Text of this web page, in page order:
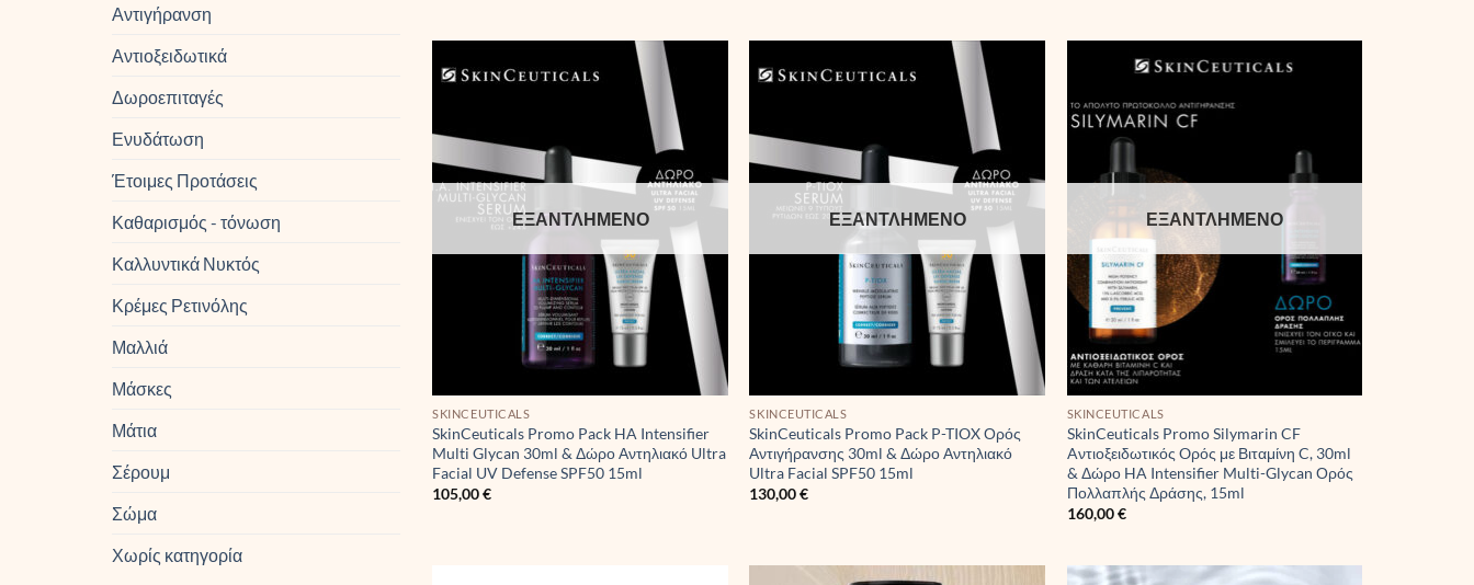
Αντιγήρανση
Αντιοξειδωτικά
Δωροεπιταγές
Ενυδάτωση
Έτοιμες Προτάσεις
Καθαρισμός - τόνωση
Καλλυντικά Νυκτός
Κρέμες Ρετινόλης
Μαλλιά
Μάσκες
Μάτια
Σέρουμ
Σώμα
Χωρίς κατηγορία
ΕΞΑΝΤΛΗΜΈΝΟ
SKINCEUTICALS
SkinCeuticals Promo Pack HA Intensifier
Multi Glycan 30ml & Δώρο Αντηλιακό Ultra
Facial UV Defense SPF50 15ml
105,00€
ΕΞΑΝΤΛΗΜΈΝΟ
SKINCEUTICALS
SkinCeuticals Promo Pack P-TIOX Ορός
Αντιγήρανσης 30ml & Δώρο Αντηλιακό
Ultra Facial SPF50 15ml
130,00€
ΕΞΑΝΤΛΗΜΈΝΟ
SKINCEUTICALS
SkinCeuticals Promo Silymarin CF
Aντιοξειδωτικός Oρός με Βιταμίνη C, 30ml
& Δώρο HA Intensifier Multi-Glycan Ορός
Πολλαπλής Δράσης, 15ml
160,00€